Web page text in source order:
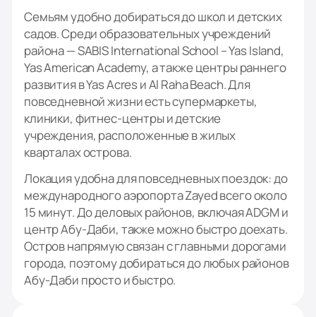
Семьям удобно добираться до школ и детских
садов. Среди образовательных учреждений
района — SABIS International School – Yas Island,
Yas American Academy, а также центры раннего
развития в Yas Acres и Al Raha Beach. Для
повседневной жизни есть супермаркеты,
клиники, фитнес-центры и детские
учреждения, расположенные в жилых
кварталах острова.
Локация удобна для повседневных поездок: до
международного аэропорта Zayed всего около
15 минут. До деловых районов, включая ADGM и
центр Абу-Даби, также можно быстро доехать.
Остров напрямую связан с главными дорогами
города, поэтому добираться до любых районов
Абу-Даби просто и быстро.